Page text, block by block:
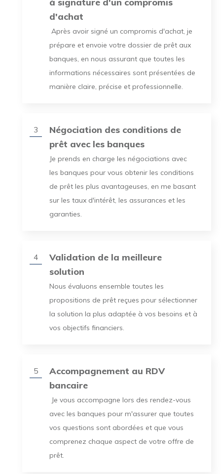
d'achat
Après avoir signé un compromis d'achat, je
prépare et envoie votre dossier de prêt aux
banques, en nous assurant que toutes les
informations nécessaires sont présentées de
manière claire, précise et professionnelle.
3
Négociation des conditions de
prêt avec les banques
Je prends en charge les négociations avec
les banques pour vous obtenir les conditions
de prêt les plus avantageuses, en me basant
sur les taux d'intérêt, les assurances et les
garanties.
4
Validation de la meilleure
solution
Nous évaluons ensemble toutes les
propositions de prêt reçues pour sélectionner
la solution la plus adaptée à vos besoins et à
vos objectifs financiers.
5
Accompagnement au RDV
bancaire
Je vous accompagne lors des rendez-vous
avec les banques pour m'assurer que toutes
vos questions sont abordées et que vous
comprenez chaque aspect de votre offre de
prêt.